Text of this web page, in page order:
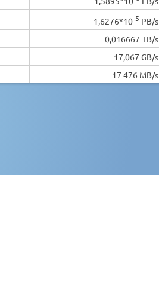
1,6276*10-5 PB/s
0,016667 TB/s
17,067 GB/s
17 476 MB/s